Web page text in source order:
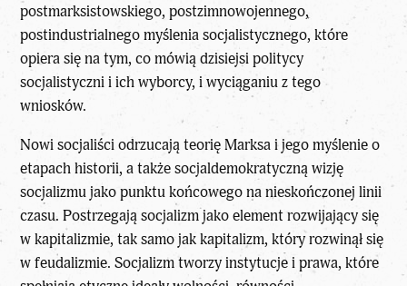
postmarksistowskiego, postzimnowojennego,
postindustrialnego myślenia socjalistycznego, które
opiera się na tym, co mówią dzisiejsi politycy
socjalistyczni i ich wyborcy, i wyciąganiu z tego
wniosków.
Nowi socjaliści odrzucają teorię Marksa i jego myślenie o
etapach historii, a także socjaldemokratyczną wizję
socjalizmu jako punktu końcowego na nieskończonej linii
czasu. Postrzegają socjalizm jako element rozwijający się
w kapitalizmie, tak samo jak kapitalizm, który rozwinął się
w feudalizmie. Socjalizm tworzy instytucje i prawa, które